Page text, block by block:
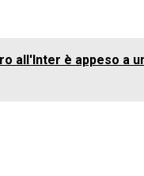
all'Inter è appeso a